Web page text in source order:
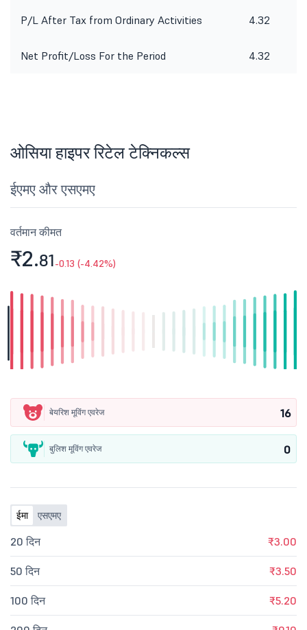
P/L After Tax from Ordinary Activities 4.32
Net Profit/Loss For the Period 4.32
ओसिया हाइपर रिटेल टेक्निकल्स
ईएमए और एसएमए
वर्तमान कीमत
₹2.81-0.13 (-4.42%)
बेयरिश मूविंग एवरेज 16
बुलिश मूविंग एवरेज 0
ईमा एसएमए
20 दिन ₹3.00
50 दिन ₹3.50
100 दिन ₹5.20